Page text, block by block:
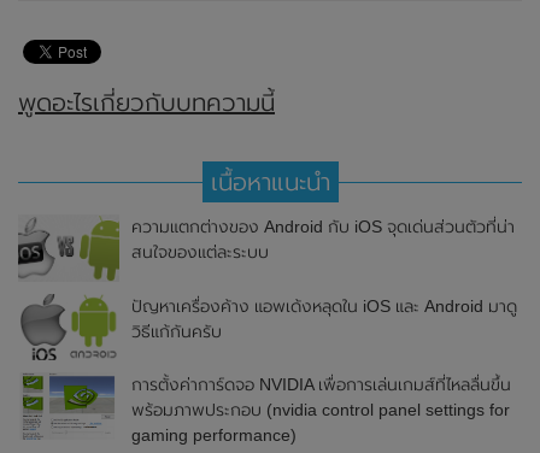
พูดอะไรเกี่ยวกับบทความนี้
เนื้อหาแนะนำ
ความแตกต่างของ Android กับ iOS จุดเด่นส่วนตัวที่น่า
สนใจของแต่ละระบบ
ปัญหาเครื่องค้าง แอพเด้งหลุดใน iOS และ Android มาดู
วิธีแก้กันครับ
การตั้งค่าการ์ดจอ NVIDIA เพื่อการเล่นเกมส์ที่ไหลลื่นขึ้น
พร้อมภาพประกอบ (nvidia control panel settings for
gaming performance)